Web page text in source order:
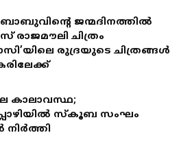
ജന്മദിനത്തിൽ
ചിത്രം
രുദ്രയുടെ ചിത്രങ്ങൾ
കാലാവസ്ഥ;
സ്കൂബ സംഘം
നിര്‍ത്തി